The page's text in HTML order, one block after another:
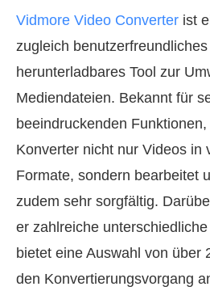
Vidmore Video Converter ist
zugleich
herunterladbares Tool zur
Mediendateien. Bekannt für
beeindruckenden
Konverter nicht nur Videos in
Formate, sondern bearbeitet
zudem sehr sorgfältig.
er zahlreiche
bietet eine Auswahl von über
den Konvertierungsvorgang